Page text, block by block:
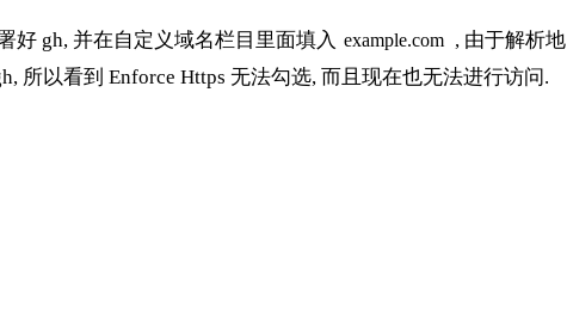
好 gh, 并在自定义域名栏目里面填入 example.com
, 由于解析地
所以看到 Enforce Https 无法勾选, 而且现在也无法进行访问.